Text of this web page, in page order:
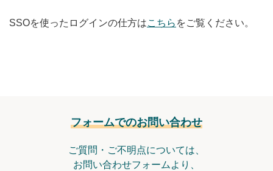
SSOを使ったログインの仕方はこちら をご覧ください。
フォームでのお問い合わせ
ご質問・ご不明点については、
お問い合わせフォームより、